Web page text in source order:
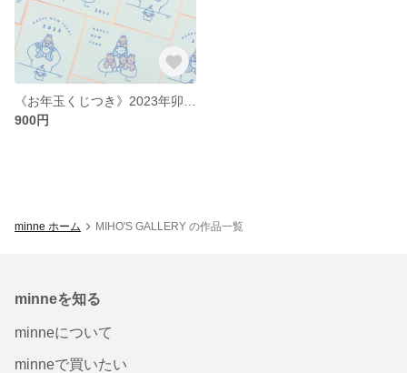
900円
minne ホーム MIHO'S GALLERY の作品一覧
minneを知る
minneについて
minneで買いたい